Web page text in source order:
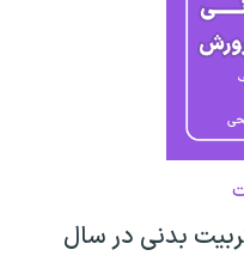
بدنی در سال